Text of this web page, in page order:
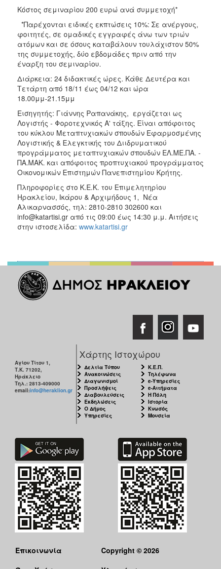
Κόστος σεμιναρίου 200 ευρώ ανά συμμετοχή*
*Παρέχονται ειδικές εκπτώσεις 10%: Σε ανέργους,
φοιτητές, σε ομαδικές εγγραφές άνω των τριών
ατόμων και σε όσους καταβάλουν τουλάχιστον 50%
της συμμετοχής, δύο εβδομάδες πριν από την
έναρξη του σεμιναρίου.
Διάρκεια: 24 διδακτικές ώρες. Κάθε Δευτέρα και
Τετάρτη από 18/11 έως 04/12 και ώρα
18.00μμ-21.15μμ
Εισηγητής: Γιάννης Ραπανάκης, εργάζεται ως
Λογιστής - Φοροτεχνικός Α' τάξης. Είναι απόφοιτος
του κύκλου Μεταπτυχιακών σπουδών Εφαρμοσμένης
Λογιστικής & Ελεγκτικής του Διιδρυματικού
προγράμματος μεταπτυχιακών σπουδών ΕΛ.ΜΕ.ΠΑ. -
ΠΑ.ΜΑΚ. και απόφοιτος προπτυχιακού προγράμματος
Οικονομικών Επιστημών Πανεπιστημίου Κρήτης.
Πληροφορίες στο Κ.Ε.Κ. του Επιμελητηρίου
Ηρακλείου, Ικάρου & Αρχιμήδους 1, Νέα
Αλικαρνασσός, τηλ: 2810-2810 302600 και
info@katartisi.gr από τις 09:00 έως 14:30 μ.μ. Αιτήσεις
στην ιστοσελίδα: www.katartisi.gr
Αγίου Τίτου 1,
Τ.Κ. 71202,
Ηράκλειο
Τηλ.: 2813-409000
email:info@heraklion.gr
Χάρτης Ιστοχώρου
Δελτία Τύπου
Ανακοινώσεις
Διαγωνισμοί
Προσλήψεις
Διαβουλεύσεις
Εκδηλώσεις
Ο Δήμος
Υπηρεσίες
Κ.Ε.Π.
Τηλέφωνα
e-Υπηρεσίες
e-Αιτήματα
Η Πόλη
Ιστορία
Κνωσός
Μουσεία
Επικοινωνία
Copyright © 2026